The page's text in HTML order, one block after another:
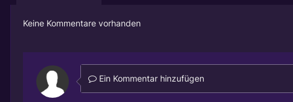
Keine Kommentare vorhanden
Ein Kommentar hinzufügen